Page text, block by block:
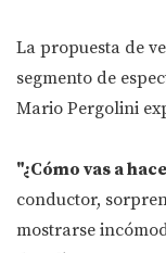
La propuesta de
segmento de
Mario Pergolini
"¿Cómo vas a
conductor,
mostrarse